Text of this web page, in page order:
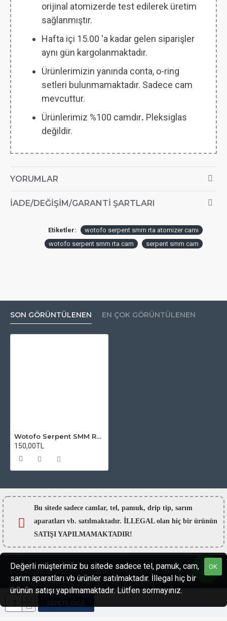
orijinal atomizerde test edilerek üretim
sağlanmıştır.
Hafta içi 15.00 'a kadar gelen siparişler
aynı gün kargolanmaktadır.
Ürünlerimizin yanında conta, o-ring
setleri bulunmamaktadır. Sadece cam
mevcuttur.
Ürünlerimiz %100 camdır. Pleksiglas
değildir.
YORUMLAR
İADE/DEĞIŞIM/GARANTI ŞARTLARI
Etiketler:
wotofo serpent smm rta atomizer camı
wotofo serpent smm rta cam
serpent smm cam
SON GÖRÜNTÜLENEN EN ÇOK GÖRÜNTÜLENEN
Wotofo Serpent SMM RTA Atomizer Camı
150,00TL
Bu sitede sadece camlar, tel, pamuk, drip tip, sarım
aparatları vb. satılmaktadır. İLLEGAL olan hiç bir ürünün
SATIŞI YAPILMAMAKTADIR!
Copyright © 2022 - esigaracam.com | Tüm hakları saklıdır.
Fiyatlarımızın hepsinde %20 KDV dahildir.
OK
Değerli müşterimiz bu sitede sadece tel, pamuk, cam,
sarım aparatları vb ürünler satılmaktadır. İllegal hiç bir
ürünün satışı yapılmamaktadır. Lütfen sormayınız.